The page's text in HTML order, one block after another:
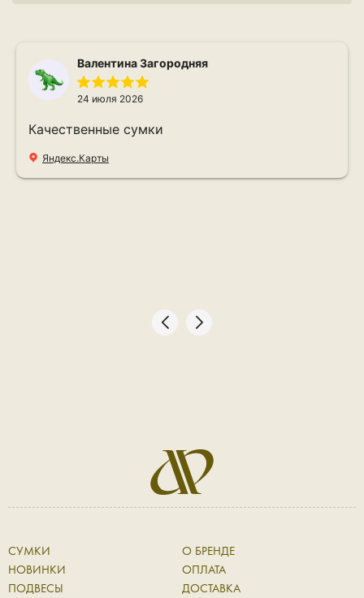
Валентина Загородняя
24 июля 2026
Качественные сумки
Яндекс.Карты
СУМКИ
НОВИНКИ
ПОДВЕСЫ
О БРЕНДЕ
ОПЛАТА
ДОСТАВКА